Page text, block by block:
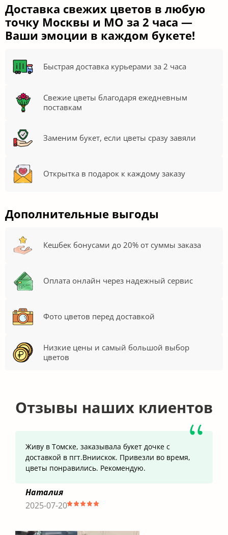
Доставка свежих цветов в любую
точку Москвы и МО за 2 часа —
Ваши эмоции в каждом букете!
Быстрая доставка курьерами за 2 часа
Свежие цветы благодаря ежедневным
поставкам
Заменим букет, если цветы сразу завяли
Открытка в подарок к каждому заказу
Дополнительные выгоды
Кешбек бонусами до 20% от суммы заказа
Оплата онлайн через надежный сервис
Фото цветов перед доставкой
Низкие цены и самый большой выбор
цветов
Отзывы наших клиентов
Живу в Томске, заказывала букет дочке с
доставкой в пгт.Вниискок. Привезли во время,
цветы понравились. Рекомендую.
Наталия
2025-07-20